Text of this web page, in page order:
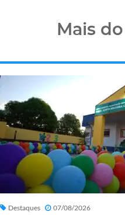
Mais
Destaques 07/08/2026